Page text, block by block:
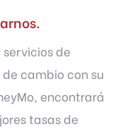
de
cambio con su
encontrará
tasas de